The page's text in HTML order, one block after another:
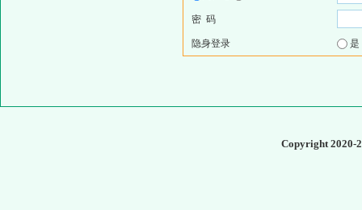
密 码
隐身登录
Copyright 2020-